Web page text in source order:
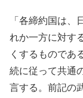
「各締約国は
れか一方に対す
くするものであ
続に従って共通
言する。前記の